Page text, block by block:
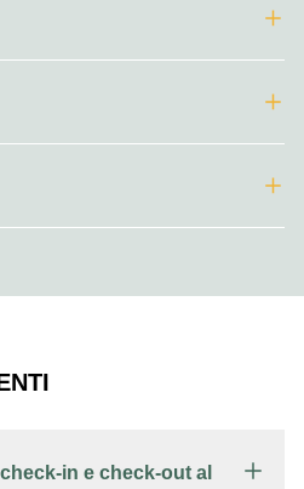
in e check-out al